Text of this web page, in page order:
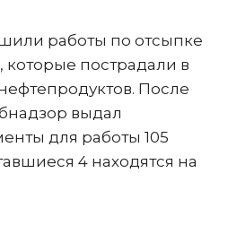
работы по отсыпке
которые пострадали в
После
выдал
для работы 105
4 находятся на